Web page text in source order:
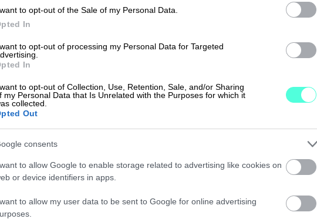
to opt-out of the Sale of my Personal Data.
In
to opt-out of processing my Personal Data for Targeted
In
to opt-out of Collection, Use, Retention, Sale, and/or Sharing
my Personal Data that Is Unrelated with the Purposes for which it
collected.
Out
consents
to allow Google to enable storage related to advertising like cookies on
or device identifiers in apps.
to allow my user data to be sent to Google for online advertising
yritystä ja 1 400
Finago